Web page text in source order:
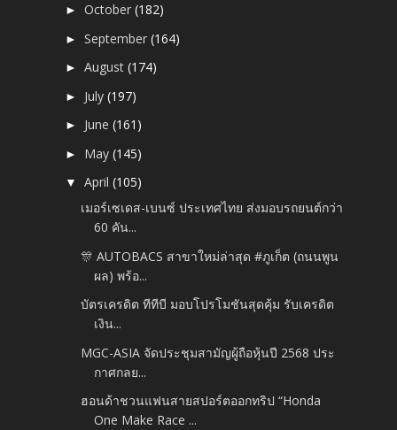
►October(182)
►September(164)
►August(174)
► July(197)
► June(161)
► May(145)
▼April(105)
เมอร์เซเดส-เบนซ์ ประเทศไทย ส่งมอบรถยนต์กว่า
60 คัน...
🎊 AUTOBACS สาขาใหม่ล่าสุด #ภูเก็ต (ถนนพูน
ผล) พร้อ...
บัตรเครดิต ทีทีบี มอบโปรโมชันสุดคุ้ม รับเครดิต
เงิน...
MGC-ASIA จัดประชุมสามัญผู้ถือหุ้นปี 2568 ประ
กาศกลย...
ฮอนด้าชวนแฟนสายสปอร์ตออกทริป “Honda
One Make Race ...